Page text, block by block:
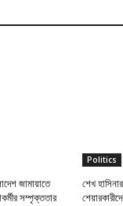
জামায়াতে
সম্পৃক্ততার
Politics
শেখ